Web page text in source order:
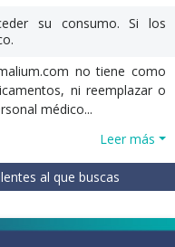
su consumo. Si los
no tiene como
ni reemplazar o
médico...
Leer más
al que buscas